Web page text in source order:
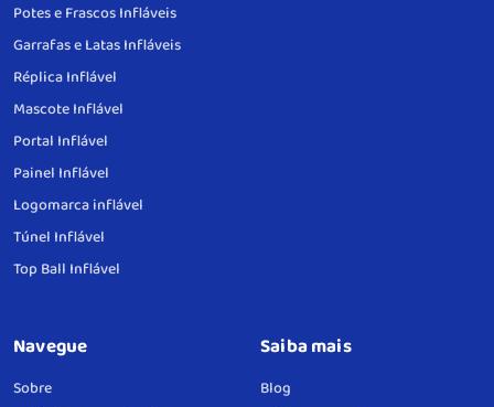
Potes e Frascos Infláveis
Garrafas e Latas Infláveis
Réplica Inflável
Mascote Inflável
Portal Inflável
Painel Inflável
Logomarca inflável
Túnel Inflável
Top Ball Inflável
Navegue
Sobre
Saiba mais
Blog